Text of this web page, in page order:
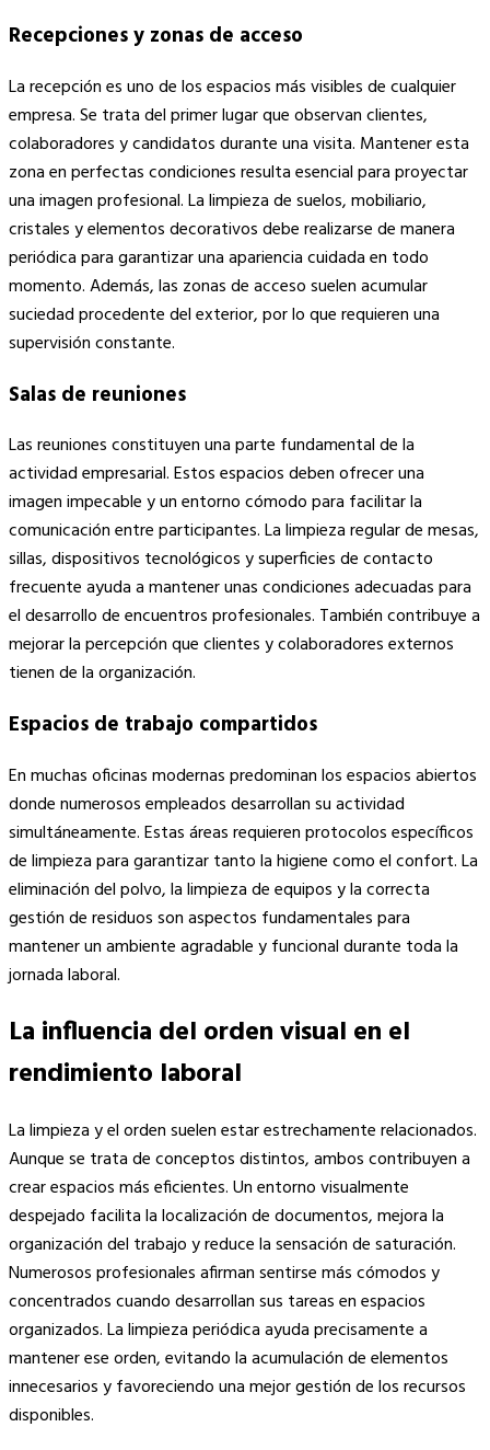
Recepciones y zonas de acceso
La recepción es uno de los espacios más visibles de cualquier
empresa. Se trata del primer lugar que observan clientes,
colaboradores y candidatos durante una visita. Mantener esta
zona en perfectas condiciones resulta esencial para proyectar
una imagen profesional. La limpieza de suelos, mobiliario,
cristales y elementos decorativos debe realizarse de manera
periódica para garantizar una apariencia cuidada en todo
momento. Además, las zonas de acceso suelen acumular
suciedad procedente del exterior, por lo que requieren una
supervisión constante.
Salas de reuniones
Las reuniones constituyen una parte fundamental de la
actividad empresarial. Estos espacios deben ofrecer una
imagen impecable y un entorno cómodo para facilitar la
comunicación entre participantes. La limpieza regular de mesas,
sillas, dispositivos tecnológicos y superficies de contacto
frecuente ayuda a mantener unas condiciones adecuadas para
el desarrollo de encuentros profesionales. También contribuye a
mejorar la percepción que clientes y colaboradores externos
tienen de la organización.
Espacios de trabajo compartidos
En muchas oficinas modernas predominan los espacios abiertos
donde numerosos empleados desarrollan su actividad
simultáneamente. Estas áreas requieren protocolos específicos
de limpieza para garantizar tanto la higiene como el confort. La
eliminación del polvo, la limpieza de equipos y la correcta
gestión de residuos son aspectos fundamentales para
mantener un ambiente agradable y funcional durante toda la
jornada laboral.
La influencia del orden visual en el
rendimiento laboral
La limpieza y el orden suelen estar estrechamente relacionados.
Aunque se trata de conceptos distintos, ambos contribuyen a
crear espacios más eficientes. Un entorno visualmente
despejado facilita la localización de documentos, mejora la
organización del trabajo y reduce la sensación de saturación.
Numerosos profesionales afirman sentirse más cómodos y
concentrados cuando desarrollan sus tareas en espacios
organizados. La limpieza periódica ayuda precisamente a
mantener ese orden, evitando la acumulación de elementos
innecesarios y favoreciendo una mejor gestión de los recursos
disponibles.